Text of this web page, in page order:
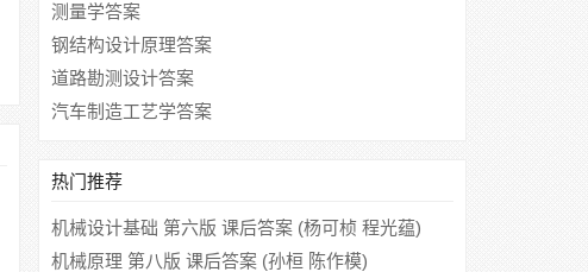
测量学答案
钢结构设计原理答案
道路勘测设计答案
汽车制造工艺学答案
热门推荐
机械设计基础 第六版 课后答案 (杨可桢 程光蕴)
机械原理 第八版 课后答案 (孙桓 陈作模)